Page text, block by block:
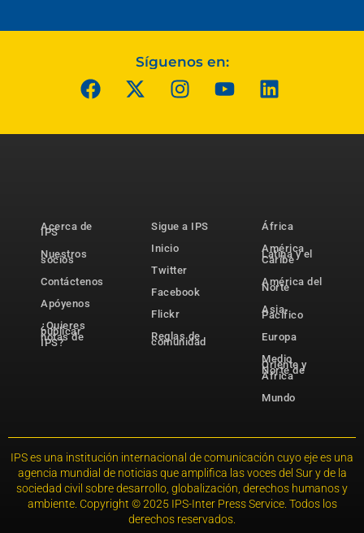
Síguenos en:
Acerca de
IPS
Nuestros
socios
Contáctenos
Apóyenos
¿Quieres
publicar
notas de
IPS?
Sigue a IPS
Inicio
Twitter
Facebook
Flickr
Reglas de
comunidad
África
América
Latina y el
Caribe
América del
Norte
Asia-
Pacífico
Europa
Medio
Oriente y
Norte de
África
Mundo
IPS es una institución internacional de comunicación cuyo eje es una
agencia mundial de noticias que amplifica las voces del Sur y de la
sociedad civil sobre desarrollo, globalización, derechos humanos y
ambiente. Copyright © 2025 IPS-Inter Press Service. Todos los
derechos reservados.